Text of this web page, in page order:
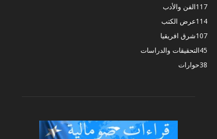
الفن والأدب117
عرض الكتب114
شرق افريقيا107
التحقيقات والدراسات45
حوارات38